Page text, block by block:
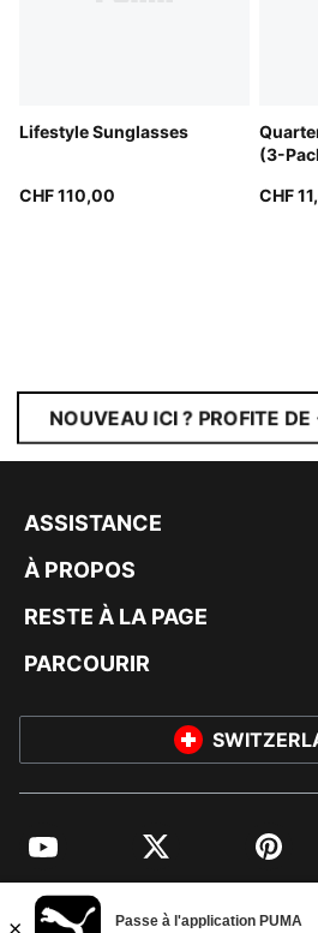
Lifestyle Sunglasses
CHF 110,00
(3-
CHF
NOUVEAU ICI ? PROFITE DE
ASSISTANCE
À PROPOS
RESTE À LA PAGE
PARCOURIR
YouTube Twitter Pinterest
© PUMA EUROPE GMBH,